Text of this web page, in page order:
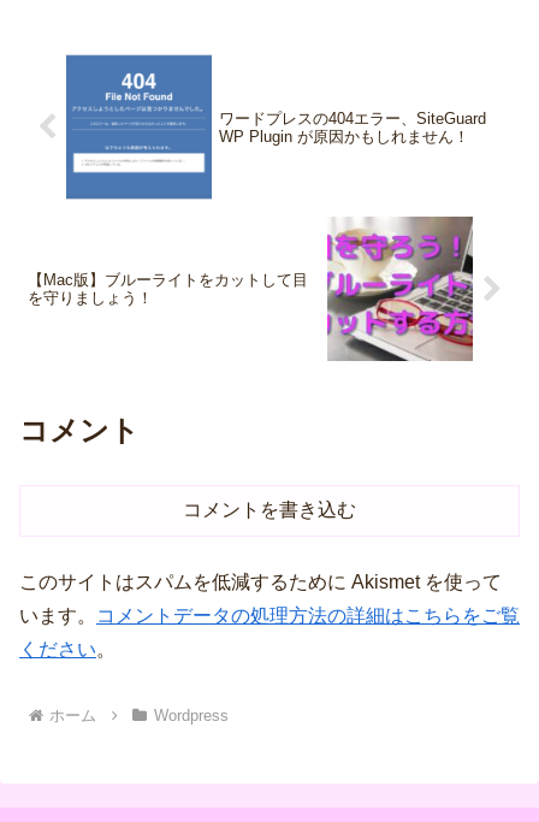
ーバー(Xserver)へWordP...
ワードプレスの404エラー、SiteGuard
WP Plugin が原因かもしれません！
【Mac版】ブルーライトをカットして目
を守りましょう！
コメント
コメントを書き込む
このサイトはスパムを低減するために Akismet を使って
います。
コメントデータの処理方法の詳細はこちらをご覧
ください。
ホーム Wordpress